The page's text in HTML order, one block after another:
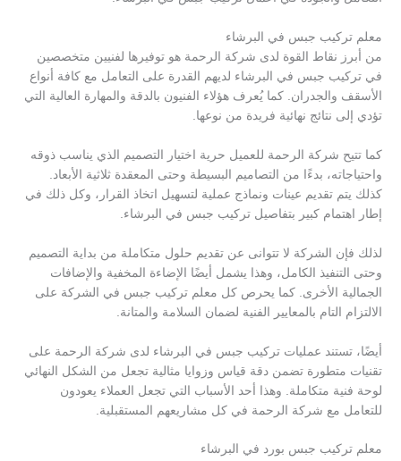
معلم تركيب جبس في البرشاء
من أبرز نقاط القوة لدى شركة الرحمة هو توفيرها لفنيين متخصصين
في تركيب جبس في البرشاء لديهم القدرة على التعامل مع كافة أنواع
الأسقف والجدران. كما يُعرف هؤلاء الفنيون بالدقة والمهارة العالية التي
تؤدي إلى نتائج نهائية فريدة من نوعها.
كما تتيح شركة الرحمة للعميل حرية اختيار التصميم الذي يناسب ذوقه
واحتياجاته، بدءًا من التصاميم البسيطة وحتى المعقدة ثلاثية الأبعاد.
كذلك يتم تقديم عينات ونماذج عملية لتسهيل اتخاذ القرار، وكل ذلك في
إطار اهتمام كبير بتفاصيل تركيب جبس في البرشاء.
لذلك فإن الشركة لا تتوانى عن تقديم حلول متكاملة من بداية التصميم
وحتى التنفيذ الكامل، وهذا يشمل أيضًا الإضاءة المخفية والإضافات
الجمالية الأخرى. كما يحرص كل معلم تركيب جبس في الشركة على
الالتزام التام بالمعايير الفنية لضمان السلامة والمتانة.
أيضًا، تستند عمليات تركيب جبس في البرشاء لدى شركة الرحمة على
تقنيات متطورة تضمن دقة قياس وزوايا مثالية تجعل من الشكل النهائي
لوحة فنية متكاملة. وهذا أحد الأسباب التي تجعل العملاء يعودون
للتعامل مع شركة الرحمة في كل مشاريعهم المستقبلية.
معلم تركيب جبس بورد في البرشاء